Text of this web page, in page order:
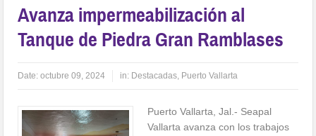
Avanza impermeabilización al
Tanque de Piedra Gran Ramblases
Date:octubre 09, 2024 in: Destacadas, Puerto Vallarta
Puerto Vallarta, Jal.- Seapal
Vallarta avanza con los trabajos